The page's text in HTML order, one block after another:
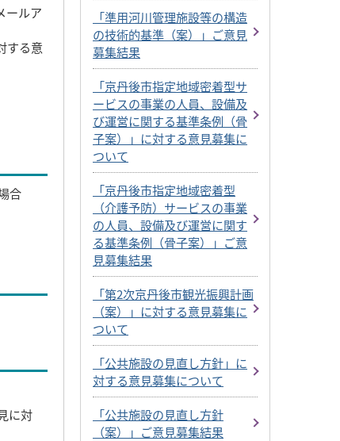
ールア
する意
合
に対
「準用河川管理施設等の構造
の技術的基準（案）」ご意見
募集結果
「京丹後市指定地域密着型サ
ービスの事業の人員、設備及
び運営に関する基準条例（骨
子案）」に対する意見募集に
ついて
「京丹後市指定地域密着型
（介護予防）サービスの事業
の人員、設備及び運営に関す
る基準条例（骨子案）」ご意
見募集結果
「第2次京丹後市観光振興計画
（案）」に対する意見募集に
ついて
「公共施設の見直し方針」に
対する意見募集について
「公共施設の見直し方針
（案）」ご意見募集結果